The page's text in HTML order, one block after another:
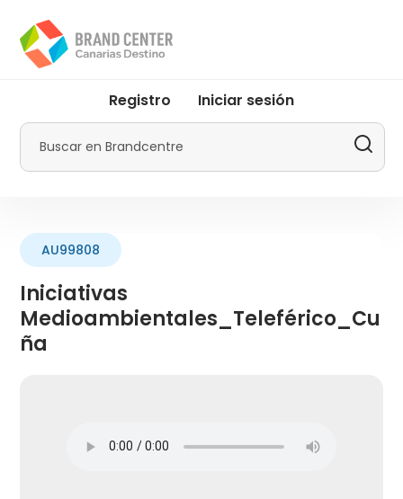
contenido
principal
menu
Promotur
Registro Iniciar sesión
Buscar
Iniciativas
Medioambientales_Teleférico_Cu
ña
AU99808